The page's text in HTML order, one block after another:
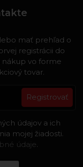
mať prehľad o
registrácii do
nákup vo forme
tovar.
Registrovať
údajov a ich
mojej žiadosti.
údaje.